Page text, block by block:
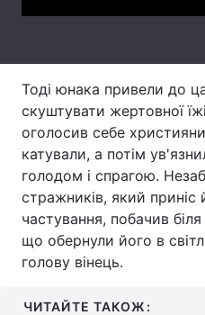
Тоді юнака привели до
скуштувати жертовної
оголосив себе
катували, а потім
голодом і спрагою.
стражників, який приніс
частування, побачив
що обернули його в
голову вінець.
ЧИТАЙТЕ ТАКОЖ: